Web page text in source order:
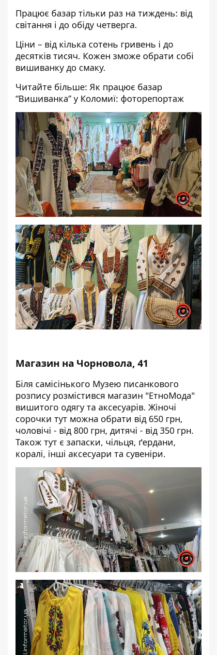
Працює базар тільки раз на тиждень: від
світання і до обіду четверга.
Ціни – від кілька сотень гривень і до
десятків тисяч. Кожен зможе обрати собі
вишиванку до смаку.
Читайте більше: Як працює базар
“Вишиванка” у Коломиї: фоторепортаж
Магазин на Чорновола, 41
Біля самісінького Музею писанкового
розпису розмістився магазин "ЕтноМода"
вишитого одягу та аксесуарів. Жіночі
сорочки тут можна обрати від 650 грн,
чоловічі - від 800 грн, дитячі - від 350 грн.
Також тут є запаски, чільця, ґердани,
коралі, інші аксесуари та сувеніри.